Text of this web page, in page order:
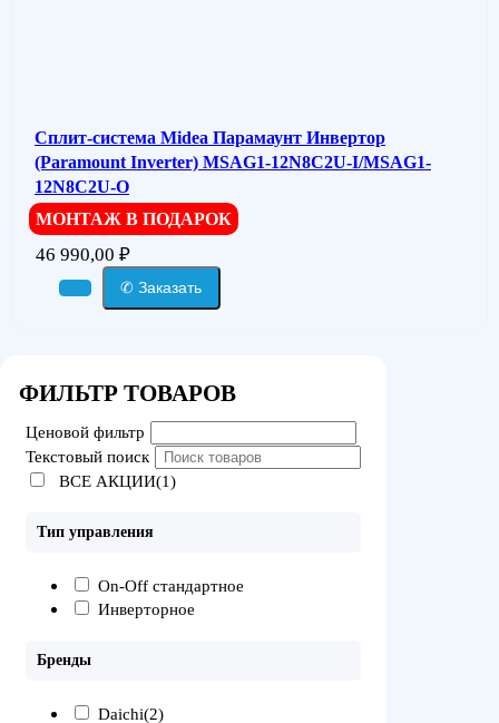
Сплит-система Midea Парамаунт Инвертор
(Paramount Inverter) MSAG1-12N8C2U-I/MSAG1-
12N8C2U-O
МОНТАЖ В ПОДАРОК
46 990,00 ₽
✆ Заказать
ФИЛЬТР ТОВАРОВ
Ценовой фильтр
Текстовый поиск
ВСЕ АКЦИИ(1)
Тип управления
On-Off стандартное
Инверторное
Бренды
Daichi(2)